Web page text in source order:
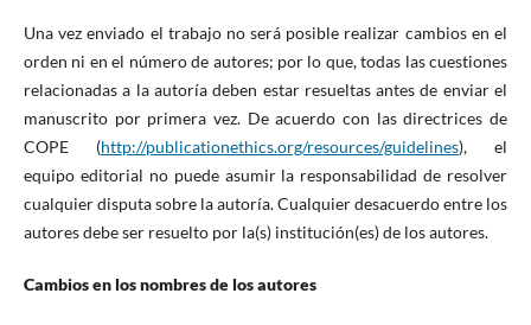
Una vez enviado el trabajo no será posible realizar cambios en el
orden ni en el número de autores; por lo que, todas las cuestiones
relacionadas a la autoría deben estar resueltas antes de enviar el
manuscrito por primera vez. De acuerdo con las directrices de
COPE (http://publicationethics.org/resources/guidelines), el
equipo editorial no puede asumir la responsabilidad de resolver
cualquier disputa sobre la autoría. Cualquier desacuerdo entre los
autores debe ser resuelto por la(s) institución(es) de los autores.
Cambios en los nombres de los autores